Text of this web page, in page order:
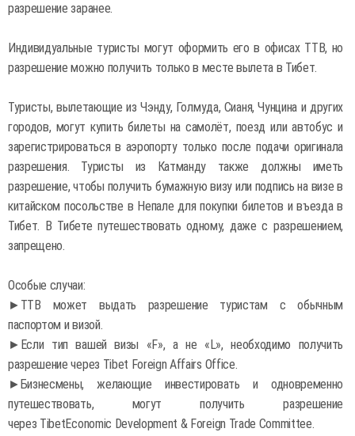
разрешение заранее.
Индивидуальные туристы могут оформить его в офисах TTB, но
разрешение можно получить только в месте вылета в Тибет.
Туристы, вылетающие из Чэнду, Голмуда, Сианя, Чунцина и других
городов, могут купить билеты на самолёт, поезд или автобус и
зарегистрироваться в аэропорту только после подачи оригинала
разрешения. Туристы из Катманду также должны иметь
разрешение, чтобы получить бумажную визу или подпись на визе в
китайском посольстве в Непале для покупки билетов и въезда в
Тибет. В Тибете путешествовать одному, даже с разрешением,
запрещено.
Особые случаи:
►TTB может выдать разрешение туристам с обычным
паспортом и визой.
►Если тип вашей визы «F», а не «L», необходимо получить
разрешение через Tibet Foreign Affairs Office.
►Бизнесмены, желающие инвестировать и одновременно
путешествовать, могут получить разрешение
через TibetEconomic Development & Foreign Trade Committee.